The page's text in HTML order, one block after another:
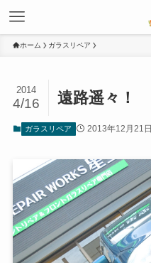
ホーム ガラスリペア
遠路遥々！
2014
4/16
ガラスリペア 2013年12月21日